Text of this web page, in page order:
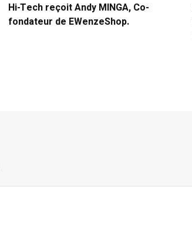
Hi-Tech reçoit Andy MINGA, Co-
fondateur de EWenzeShop.